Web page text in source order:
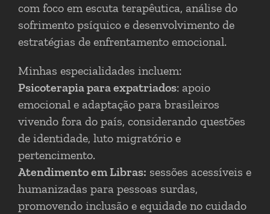
com foco em escuta terapêutica, análise do
sofrimento psíquico e desenvolvimento de
estratégias de enfrentamento emocional.
Minhas especialidades incluem:
Psicoterapia para expatriados: apoio
emocional e adaptação para brasileiros
vivendo fora do país, considerando questões
de identidade, luto migratório e
pertencimento.
Atendimento em Libras: sessões acessíveis e
humanizadas para pessoas surdas,
promovendo inclusão e equidade no cuidado